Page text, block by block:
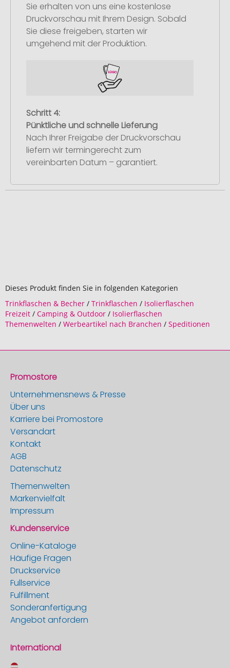
Sie erhalten von uns eine kostenlose
Druckvorschau mit Ihrem Design. Sobald
Sie diese freigeben, starten wir
umgehend mit der Produktion.
Schritt 4:
Pünktliche und schnelle Lieferung
Nach Ihrer Freigabe der Druckvorschau
liefern wir termingerecht zum
vereinbarten Datum – garantiert.
Dieses Produkt finden Sie in folgenden Kategorien
Trinkflaschen & Becher / Trinkflaschen / Isolierflaschen
Freizeit / Camping & Outdoor / Isolierflaschen
Themenwelten / Werbeartikel nach Branchen / Speditionen
Promostore
Unternehmensnews & Presse
Über uns
Karriere bei Promostore
Versandart
Kontakt
AGB
Datenschutz
Themenwelten
Markenvielfalt
Impressum
Kundenservice
Online-Kataloge
Häufige Fragen
Druckservice
Fullservice
Fulfillment
Sonderanfertigung
Angebot anfordern
International